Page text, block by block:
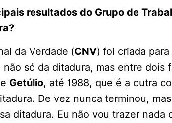
resultados do Grupo de
da Verdade (CNV) foi criada
não só da ditadura, mas entre dois
Getúlio, até 1988, que é a outra
De vez nunca terminou,
ditadura. Eu não vou trazer nada